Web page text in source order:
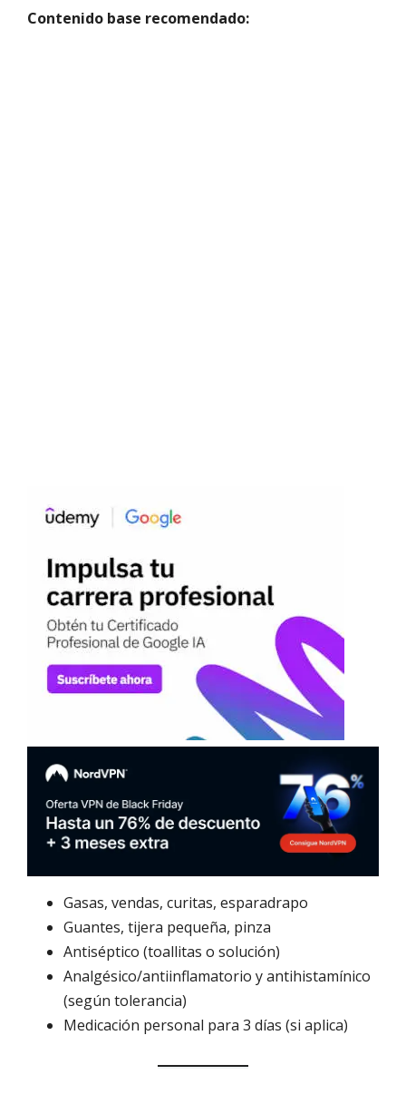
Contenido base recomendado:
Gasas, vendas, curitas, esparadrapo
Guantes, tijera pequeña, pinza
Antiséptico (toallitas o solución)
Analgésico/antiinflamatorio y antihistamínico
(según tolerancia)
Medicación personal para 3 días (si aplica)